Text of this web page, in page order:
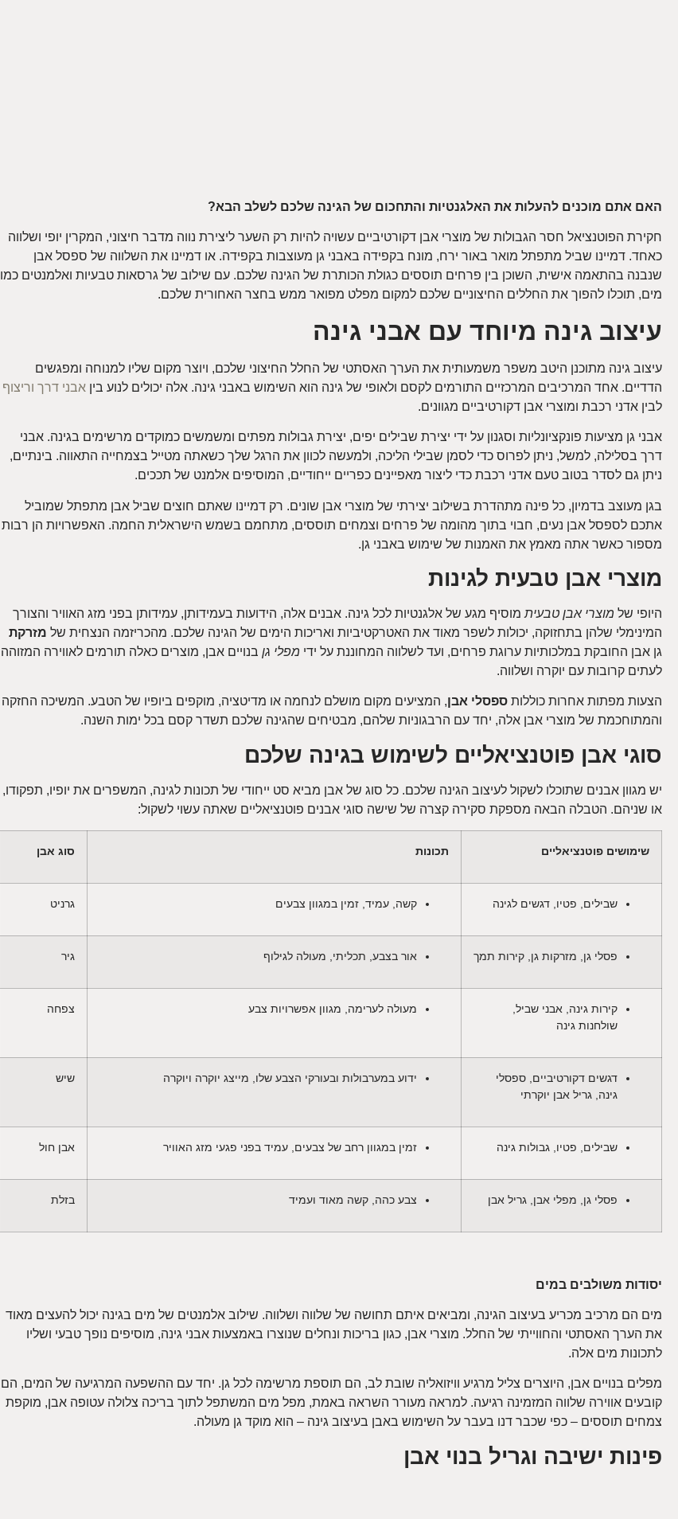
האם אתם מוכנים להעלות את האלגנטיות והתחכום של הגינה שלכם לשלב הבא?
חקירת הפוטנציאל חסר הגבולות של מוצרי אבן דקורטיביים עשויה להיות רק השער ליצירת נווה מדבר חיצוני, המקרין יופי ושלווה
כאחד. דמיינו שביל מתפתל מואר באור ירח, מונח בקפידה באבני גן מעוצבות בקפידה. או דמיינו את השלווה של ספסל אבן
שנבנה בהתאמה אישית, השוכן בין פרחים תוססים כגולת הכותרת של הגינה שלכם. עם שילוב של גרסאות טבעיות ואלמנטים כמו
מים, תוכלו להפוך את החללים החיצוניים שלכם למקום מפלט מפואר ממש בחצר האחורית שלכם.
עיצוב גינה מיוחד עם אבני גינה
עיצוב גינה מתוכנן היטב משפר משמעותית את הערך האסתטי של החלל החיצוני שלכם, ויוצר מקום שליו למנוחה ומפגשים
הדדיים. אחד המרכיבים המרכזיים התורמים לקסם ולאופי של גינה הוא השימוש באבני גינה. אלה יכולים לנוע בין אבני דרך וריצוף
לבין אדני רכבת ומוצרי אבן דקורטיביים מגוונים.
אבני גן מציעות פונקציונליות וסגנון על ידי יצירת שבילים יפים, יצירת גבולות מפתים ומשמשים כמוקדים מרשימים בגינה. אבני
דרך בסלילה, למשל, ניתן לפרוס כדי לסמן שבילי הליכה, ולמעשה לכוון את הרגל שלך כשאתה מטייל בצמחייה התאווה. בינתיים,
ניתן גם לסדר בטוב טעם אדני רכבת כדי ליצור מאפיינים כפריים ייחודיים, המוסיפים אלמנט של תככים.
בגן מעוצב בדמיון, כל פינה מתהדרת בשילוב יצירתי של מוצרי אבן שונים. רק דמיינו שאתם חוצים שביל אבן מתפתל שמוביל
אתכם לספסל אבן נעים, חבוי בתוך מהומה של פרחים וצמחים תוססים, מתחמם בשמש הישראלית החמה. האפשרויות הן רבות
מספור כאשר אתה מאמץ את האמנות של שימוש באבני גן.
מוצרי אבן טבעית לגינות
היופי של מוצרי אבן טבעית מוסיף מגע של אלגנטיות לכל גינה. אבנים אלה, הידועות בעמידותן, עמידותן בפני מזג האוויר והצורך
המינימלי שלהן בתחזוקה, יכולות לשפר מאוד את האטרקטיביות ואריכות הימים של הגינה שלכם. מהכריזמה הנצחית של מזרקת
גן אבן החובקת במלכותיות ערוגת פרחים, ועד לשלווה המחוננת על ידי מפלי גן בנויים אבן, מוצרים כאלה תורמים לאווירה המזוהה
לעתים קרובות עם יוקרה ושלווה.
הצעות מפתות אחרות כוללות ספסלי אבן, המציעים מקום מושלם לנחמה או מדיטציה, מוקפים ביופיו של הטבע. המשיכה החזקה
והמתוחכמת של מוצרי אבן אלה, יחד עם הרבגוניות שלהם, מבטיחים שהגינה שלכם תשדר קסם בכל ימות השנה.
סוגי אבן פוטנציאליים לשימוש בגינה שלכם
יש מגוון אבנים שתוכלו לשקול לעיצוב הגינה שלכם. כל סוג של אבן מביא סט ייחודי של תכונות לגינה, המשפרים את יופיו, תפקודו,
או שניהם. הטבלה הבאה מספקת סקירה קצרה של שישה סוגי אבנים פוטנציאליים שאתה עשוי לשקול:
שימושים פוטנציאליים תכונות סוג אבן
שבילים, פטיו, דגשים לגינה קשה, עמיד, זמין במגוון צבעים גרניט
פסלי גן, מזרקות גן, קירות תמך אור בצבע, תכליתי, מעולה לגילוף גיר
קירות גינה, אבני שביל,
שולחנות גינה
מעולה לערימה, מגוון אפשרויות צבע צפחה
דגשים דקורטיביים, ספסלי
גינה, גריל אבן יוקרתי
ידוע במערבולות ובעורקי הצבע שלו, מייצג יוקרה ויוקרה שיש
שבילים, פטיו, גבולות גינה זמין במגוון רחב של צבעים, עמיד בפני פגעי מזג האוויר אבן חול
פסלי גן, מפלי אבן, גריל אבן צבע כהה, קשה מאוד ועמיד בזלת
יסודות משולבים במים
מים הם מרכיב מכריע בעיצוב הגינה, ומביאים איתם תחושה של שלווה ושלווה. שילוב אלמנטים של מים בגינה יכול להעצים מאוד
את הערך האסתטי והחווייתי של החלל. מוצרי אבן, כגון בריכות ונחלים שנוצרו באמצעות אבני גינה, מוסיפים נופך טבעי ושליו
לתכונות מים אלה.
מפלים בנויים אבן, היוצרים צליל מרגיע וויזואליה שובת לב, הם תוספת מרשימה לכל גן. יחד עם ההשפעה המרגיעה של המים, הם
קובעים אווירה שלווה המזמינה רגיעה. למראה מעורר השראה באמת, מפל מים המשתפל לתוך בריכה צלולה עטופה אבן, מוקפת
צמחים תוססים – כפי שכבר דנו בעבר על השימוש באבן בעיצוב גינה – הוא מוקד גן מעולה.
פינות ישיבה וגריל בנוי אבן